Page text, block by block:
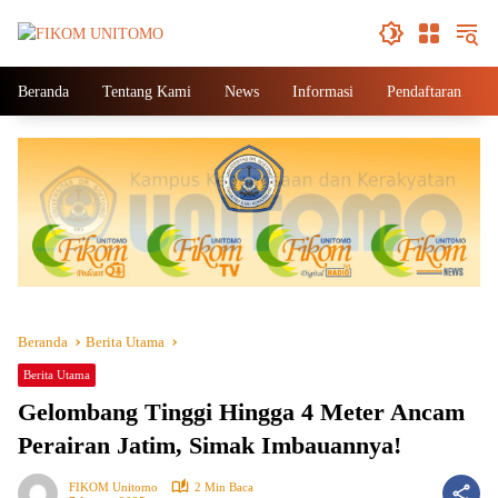
Beranda Tentang Kami News Informasi Pendaftaran
Beranda Berita Utama
Berita Utama
Gelombang Tinggi Hingga 4 Meter Ancam
Perairan Jatim, Simak Imbauannya!
FIKOM Unitomo
2 Min Baca